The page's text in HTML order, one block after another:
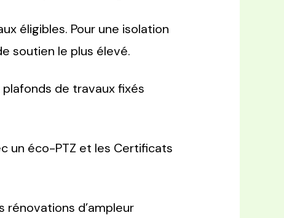
éligibles. Pour une isolation
soutien le plus élevé.
de travaux fixés
un éco-PTZ et les Certificats
rénovations d’ampleur